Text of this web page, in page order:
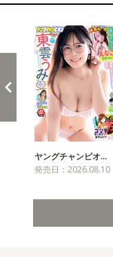
ヤングチャンピオ…
発売日：2026.08.10